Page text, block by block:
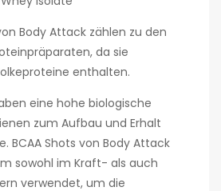
Body Attack zählen zu den
da sie
enthalten.
eine hohe biologische
zum Aufbau und Erhalt
BCAA Shots von Body Attack
sowohl im Kraft- als auch
verwendet, um die